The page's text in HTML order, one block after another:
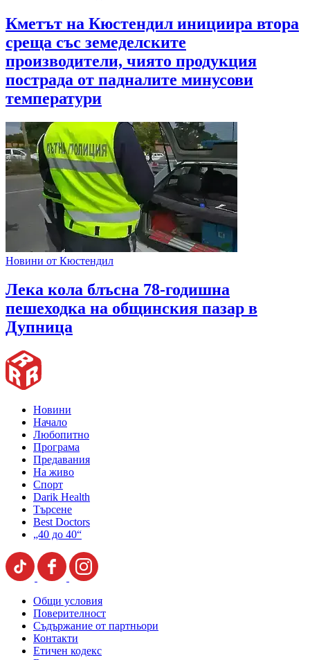
Кметът на Кюстендил инициира втора
среща със земеделските
производители, чиято продукция
пострада от падналите минусови
температури
Новини от Кюстендил
Лека кола блъсна 78-годишна
пешеходка на общинския пазар в
Дупница
Новини
Начало
Любопитно
Програма
Предавания
На живо
Спорт
Darik Health
Търсене
Best Doctors
„40 до 40“
Общи условия
Поверителност
Съдържание от партньори
Контакти
Етичен кодекс